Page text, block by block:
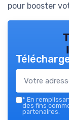
pour booster
* En
des fins
partenaires.